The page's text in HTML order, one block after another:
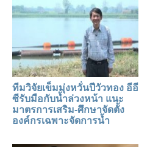
ทีมวิจัยเข็มมุ่งหวั่นปีวัวทอง อีอี
ซีรับมือกับน้ำล่วงหน้า แนะ
มาตรการเสริม-ศึกษาจัดตั้ง
องค์กรเฉพาะจัดการน้ำ